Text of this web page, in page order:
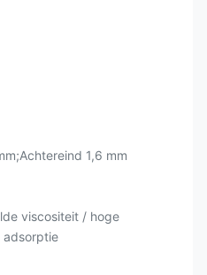
1,6 mm
viscositeit / hoge
adsorptie